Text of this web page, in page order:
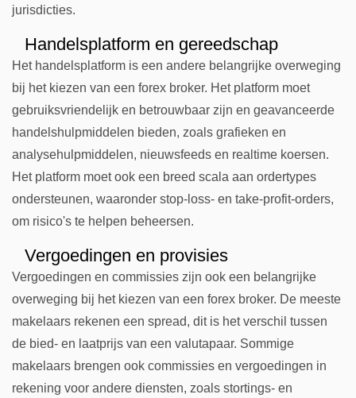
jurisdicties.
Handelsplatform en gereedschap
Het handelsplatform is een andere belangrijke overweging
bij het kiezen van een forex broker. Het platform moet
gebruiksvriendelijk en betrouwbaar zijn en geavanceerde
handelshulpmiddelen bieden, zoals grafieken en
analysehulpmiddelen, nieuwsfeeds en realtime koersen.
Het platform moet ook een breed scala aan ordertypes
ondersteunen, waaronder stop-loss- en take-profit-orders,
om risico's te helpen beheersen.
Vergoedingen en provisies
Vergoedingen en commissies zijn ook een belangrijke
overweging bij het kiezen van een forex broker. De meeste
makelaars rekenen een spread, dit is het verschil tussen
de bied- en laatprijs van een valutapaar. Sommige
makelaars brengen ook commissies en vergoedingen in
rekening voor andere diensten, zoals stortings- en